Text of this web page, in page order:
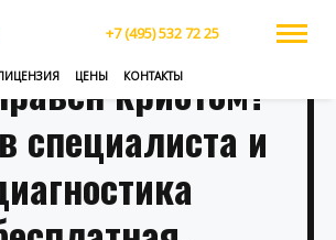
+7 (495) 532 72 25
ЦЕНЫ КОНТАКТЫ
криотом?
специалиста и